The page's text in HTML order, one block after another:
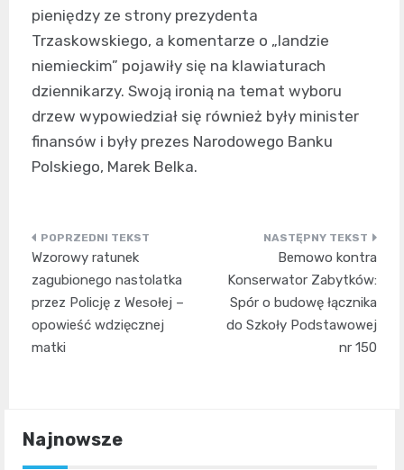
pieniędzy ze strony prezydenta
Trzaskowskiego, a komentarze o „landzie
niemieckim” pojawiły się na klawiaturach
dziennikarzy. Swoją ironią na temat wyboru
drzew wypowiedział się również były minister
finansów i były prezes Narodowego Banku
Polskiego, Marek Belka.
Nawigacja
wpisu
Wzorowy ratunek
zagubionego nastolatka
przez Policję z Wesołej –
opowieść wdzięcznej
matki
Bemowo kontra
Konserwator Zabytków:
Spór o budowę łącznika
do Szkoły Podstawowej
nr 150
Najnowsze